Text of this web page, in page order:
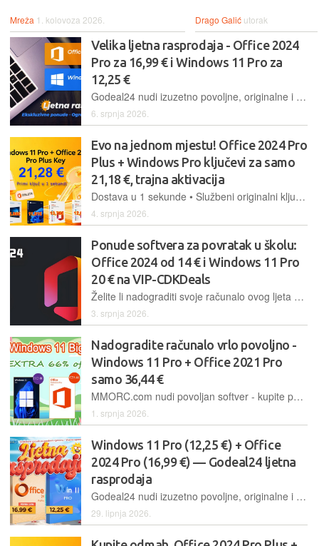
Mreža 1. kolovoza 2026. Drago Galić utorak
Velika ljetna rasprodaja - Office 2024
Pro za 16,99 € i Windows 11 Pro za
12,25 €
Godeal24 nudi izuzetno povoljne, originalne i trajno aktivirane Windows i Office softverske pakete. Windows 11 Pro samo 12,25 €, Office 2024 Pro samo 16,99 €, Office 2021 Home and Business za Mac 44,99 €
6. srpnja 2026.
Evo na jednom mjestu! Office 2024 Pro
Plus + Windows Pro ključevi za samo
21,18 €, trajna aktivacija
Dostava u 1 sekunde • Službeni originalni ključ • Office 2024 12,01 €
4. srpnja 2026.
Ponude softvera za povratak u školu:
Office 2024 od 14 € i Windows 11 Pro
20 € na VIP-CDKDeals
Želite li nadograditi svoje računalo ovog ljeta bez trošenja bogatstva na softver? Posjetite VIP-CDKDeals
3. srpnja 2026.
Nadogradite računalo vrlo povoljno -
Windows 11 Pro + Office 2021 Pro
samo 36,44 €
MMORC.com nudi povoljan softver - kupite paket koji uključuje Office 2021 Pro i Windows 11 Pro za samo 36,44 € i opremite računalo novim trajno aktiviranim originalnim softverom
1. srpnja 2026.
Windows 11 Pro (12,25 €) + Office
2024 Pro (16,99 €) — Godeal24 ljetna
rasprodaja
Godeal24 nudi izuzetno povoljne, originalne i trajno aktivirane Windows i Office softverske pakete. Windows 11 Pro samo 12,25 €, Office 2024 Pro samo 16,99 €, Office 2021 Home and Business za Mac 44,99 €
29. lipnja 2026.